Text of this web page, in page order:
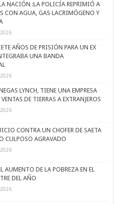
NACIÓN :LA POLICÍA REPRIMIÓ A
CON AGUA, GAS LACRIMÓGENO Y
AÑOS DE PRISIÓN PARA UN EX
UNA BANDA
LYNCH, TIENE UNA EMPRESA
DE TIERRAS A EXTRANJEROS
CONTRA UN CHOFER DE SAETA
CULPOSO AGRAVADO
AUMENTO DE LA POBREZA EN EL
DEL AÑO